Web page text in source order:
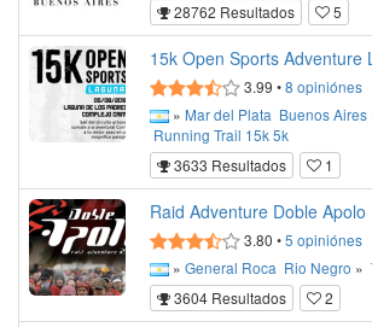
28762 Resultados
5
15k Open Sports Adventure
3.99 •8 opiniónes
» Mar del Plata Buenos Aires
Running Trail 15k5k
3633 Resultados
1
Raid Adventure Doble Apolo
3.80 •5 opiniónes
» General Roca Rio Negro »
3604 Resultados
2